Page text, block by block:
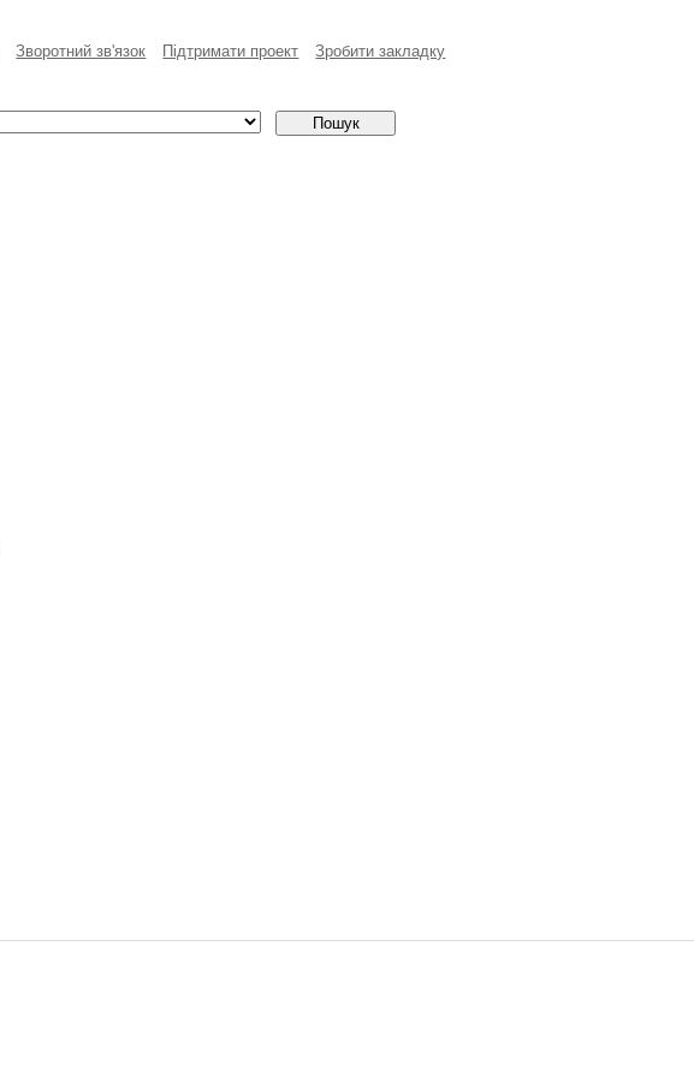
Зворотний зв'язок Пiдтримати проект Зробити закладку